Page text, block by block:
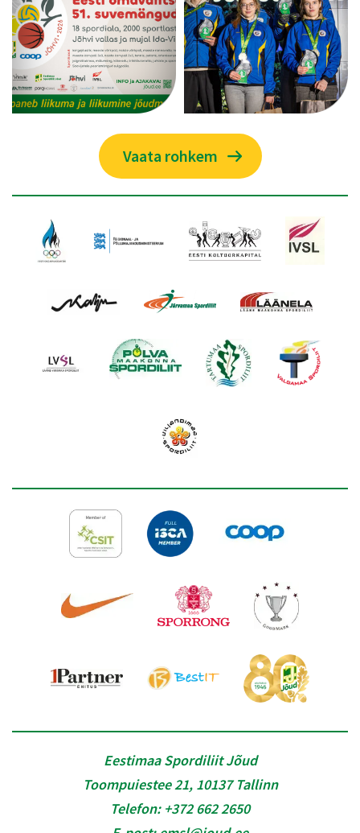
Vaata rohkem
Eestimaa Spordiliit Jõud
Toompuiestee 21, 10137 Tallinn
Telefon: +372 662 2650